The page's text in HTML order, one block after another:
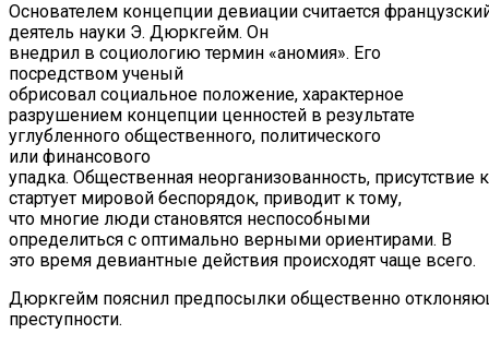
Основателем концепции девиации считается
деятель науки Э. Дюркгейм. Он
внедрил в социологию термин «аномия». Его
посредством ученый
обрисовал социальное положение, характерное
разрушением концепции ценностей в результате
углубленного общественного, политического
или финансового
упадка. Общественная неорганизованность, присутствие
стартует мировой беспорядок, приводит к тому,
что многие люди становятся неспособными
определиться с оптимально верными ориентирами. В
это время девиантные действия происходят чаще всего.
Дюркгейм пояснил предпосылки общественно
преступности.